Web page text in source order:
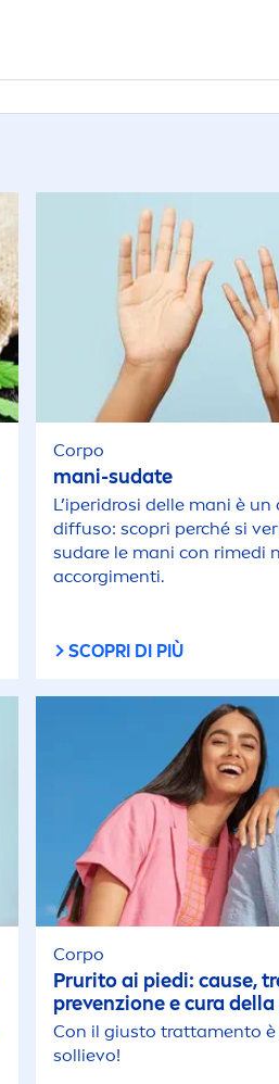
Corpo
mani-sudate
L’iperidrosi delle mani è
diffuso: scopri perché si
sudare le mani con rimedi
accorgimenti.
SCOPRI DI PIÙ
Corpo
Prurito ai piedi: cause,
prevenzione e cura
Con il giusto trattamento
sollievo!